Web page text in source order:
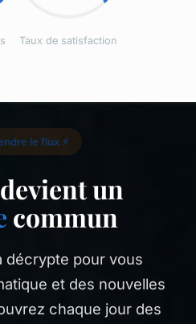
Taux de satisfaction
le flux ⚡
un
commun
décrypte pour vous
et des nouvelles
chaque jour des